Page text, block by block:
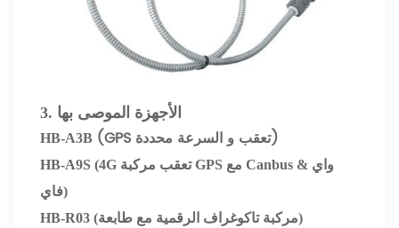
3. الأجهزة الموصى بها
HB-A3B (GPS تعقب و السرعة محددة)
HB-A9S (4G تعقب مركبة GPS مع Canbus & واي
فاي)
HB-R03 (مركبة تاكوغراف الرقمية مع طابعة)